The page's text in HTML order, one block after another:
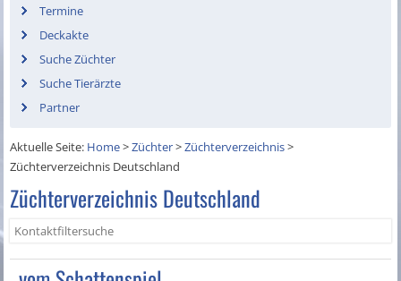
Termine
Deckakte
Suche Züchter
Suche Tierärzte
Partner
Aktuelle Seite: Home>Züchter>Züchterverzeichnis>
Züchterverzeichnis Deutschland
Züchterverzeichnis Deutschland